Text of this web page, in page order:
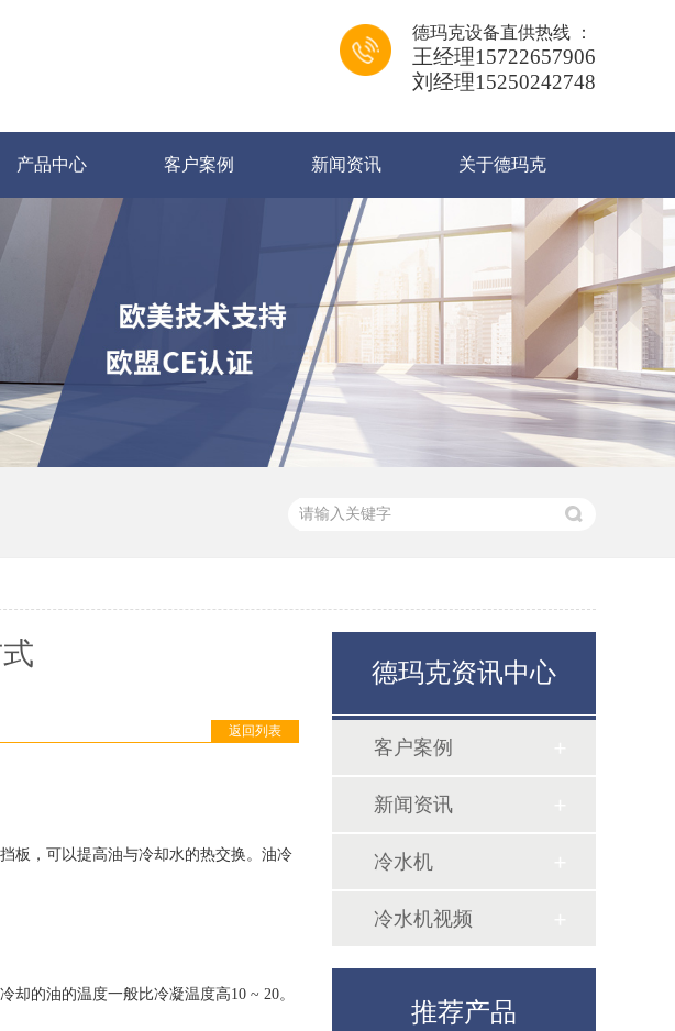
德玛克设备直供热线 ：
王经理15722657906
刘经理15250242748
产品中心 客户案例 新闻资讯 关于德玛克
返回列表
板，可以提高油与冷却水的热交换。油冷
的油的温度一般比冷凝温度高10 ~ 20。
德玛克资讯中心
客户案例
新闻资讯
冷水机
冷水机视频
推荐产品